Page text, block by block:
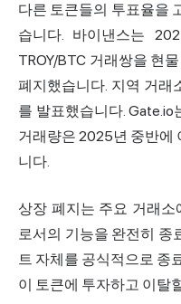
다른 토큰들의 투표율을
습니다. 바이낸스는
TROY/BTC 거래쌍을 현
폐지했습니다. 지역 거래
를 발표했습니다. Gate.io
거래량은 2025년 중반에
니다.
상장 폐지는 주요 거래소
로서의 기능을 완전히 종
트 자체를 공식적으로 종
이 토큰에 투자하고 이탈